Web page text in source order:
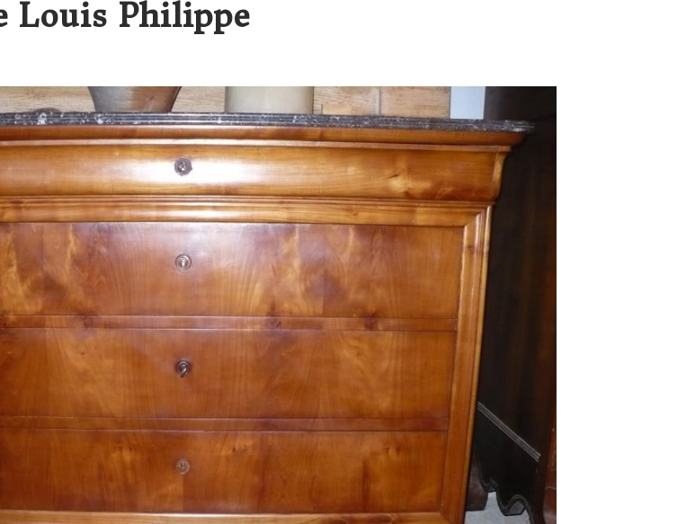
Louis Philippe